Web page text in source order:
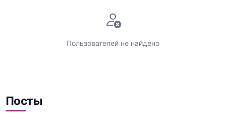
Пользователей не найдено
Посты